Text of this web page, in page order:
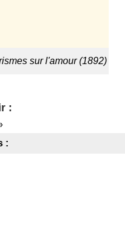
sur l'amour (1892)
:
: